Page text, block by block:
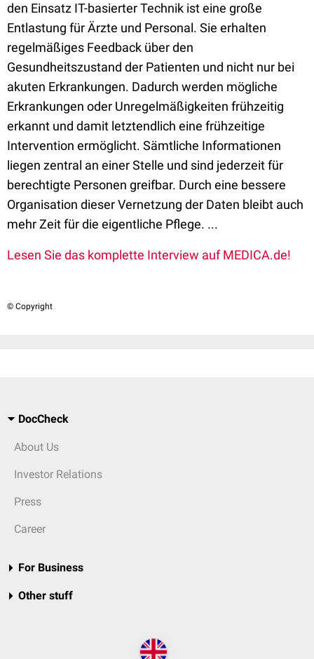
den Einsatz IT-basierter Technik ist eine große
Entlastung für Ärzte und Personal. Sie erhalten
regelmäßiges Feedback über den
Gesundheitszustand der Patienten und nicht nur bei
akuten Erkrankungen. Dadurch werden mögliche
Erkrankungen oder Unregelmäßigkeiten frühzeitig
erkannt und damit letztendlich eine frühzeitige
Intervention ermöglicht. Sämtliche Informationen
liegen zentral an einer Stelle und sind jederzeit für
berechtigte Personen greifbar. Durch eine bessere
Organisation dieser Vernetzung der Daten bleibt auch
mehr Zeit für die eigentliche Pflege. ...
Lesen Sie das komplette Interview auf MEDICA.de!
© Copyright
DocCheck
About Us
Investor Relations
Press
Career
For Business
Other stuff